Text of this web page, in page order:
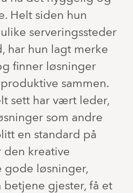
Helt siden hun
serveringssteder
har hun lagt merke
finner løsninger
sammen.
sett har vært leder,
som andre
en standard på
den kreative
gode løsninger,
gjester, få et